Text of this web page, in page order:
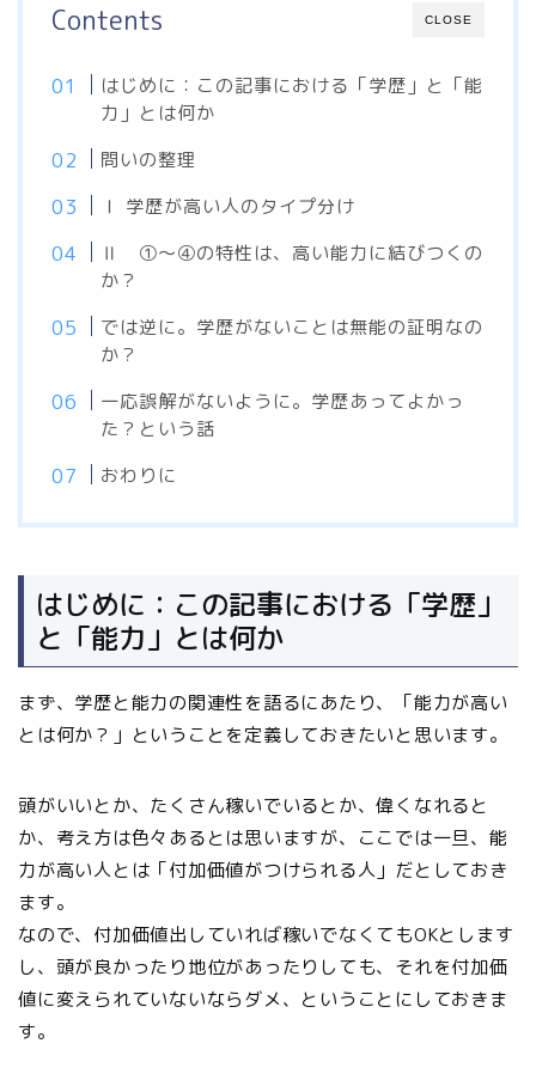
CLOSE
Contents
はじめに：この記事における「学歴」と「能
力」とは何か
問いの整理
Ⅰ 学歴が高い人のタイプ分け
Ⅱ ①～④の特性は、高い能力に結びつくの
か？
では逆に。学歴がないことは無能の証明なの
か？
一応誤解がないように。学歴あってよかっ
た？という話
おわりに
はじめに：この記事における「学歴」
と「能力」とは何か
まず、学歴と能力の関連性を語るにあたり、「能力が高い
とは何か？」ということを定義しておきたいと思います。
頭がいいとか、たくさん稼いでいるとか、偉くなれると
か、考え方は色々あるとは思いますが、ここでは一旦、能
力が高い人とは「付加価値がつけられる人」だとしておき
ます。
なので、付加価値出していれば稼いでなくてもOKとします
し、頭が良かったり地位があったりしても、それを付加価
値に変えられていないならダメ、ということにしておきま
す。